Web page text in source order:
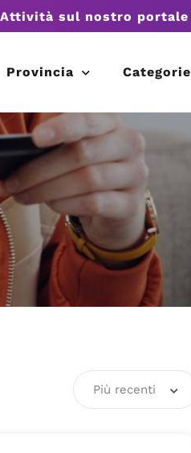
sul nostro portale
Provincia Categorie
Più recenti